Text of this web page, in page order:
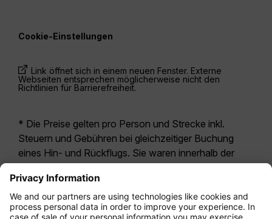
Cookie-Einstellungen
Link öffnet sich in einem neuen Fenster. Externe
Webseiten entsprechen möglicherweise nicht den
Richtlinien für Barrierefreiheit.
* Die Preise gelten pro Person und Strecke inkl.
Steuern und Gebühren bei gleichzeitiger Buchung
eines Hin- und Rückflugs. Sie waren innerhalb der
möglicherweise nicht mehr aktuell. Bei den für die
Economy Class angegebenen Tarifen handelt es
sich i.d.R. um Economy Zero, unsere restriktivste